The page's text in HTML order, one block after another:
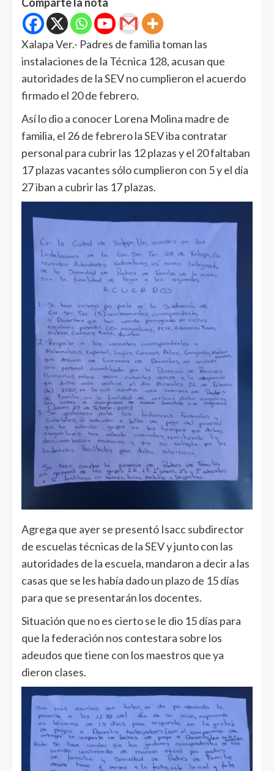
Comparte la nota
Xalapa Ver.- Padres de familia toman las
instalaciones de la Técnica 128, acusan que
autoridades de la SEV no cumplieron el acuerdo
firmado el 20 de febrero.
Así lo dio a conocer Lorena Molina madre de
familia, el 26 de febrero la SEV iba contratar
personal para cubrir las 12 plazas y el 20 faltaban
17 plazas vacantes sólo cumplieron con 5 y el día
27 iban a cubrir las 17 plazas.
Agrega que ayer se presentó Isacc subdirector
de escuelas técnicas de la SEV y junto con las
autoridades de la escuela, mandaron a decir a las
casas que se les había dado un plazo de 15 días
para que se presentarán los docentes.
Situación que no es cierto se le dio 15 días para
que la federación nos contestara sobre los
adeudos que tiene con los maestros que ya
dieron clases.